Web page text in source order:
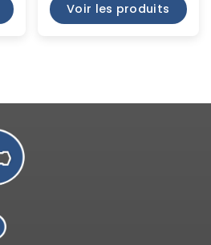
Voir les produits